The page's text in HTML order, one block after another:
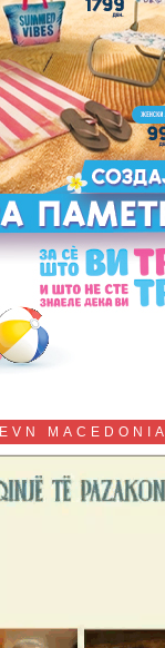
EVN MACEDONIA